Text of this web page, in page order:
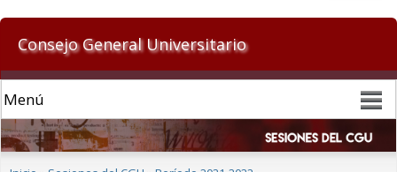
Consejo General Universitario
Se encuentra usted aquí